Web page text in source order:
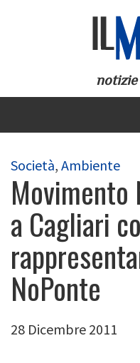
Navigazione
principale
Società, Ambiente
Movimento
a Cagliari
NoPonte
28 Dicembre 2011